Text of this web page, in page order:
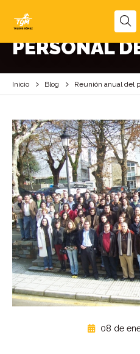
REUNIÓN
PERSONAL
Inicio Blog Reunión anual del
08 de